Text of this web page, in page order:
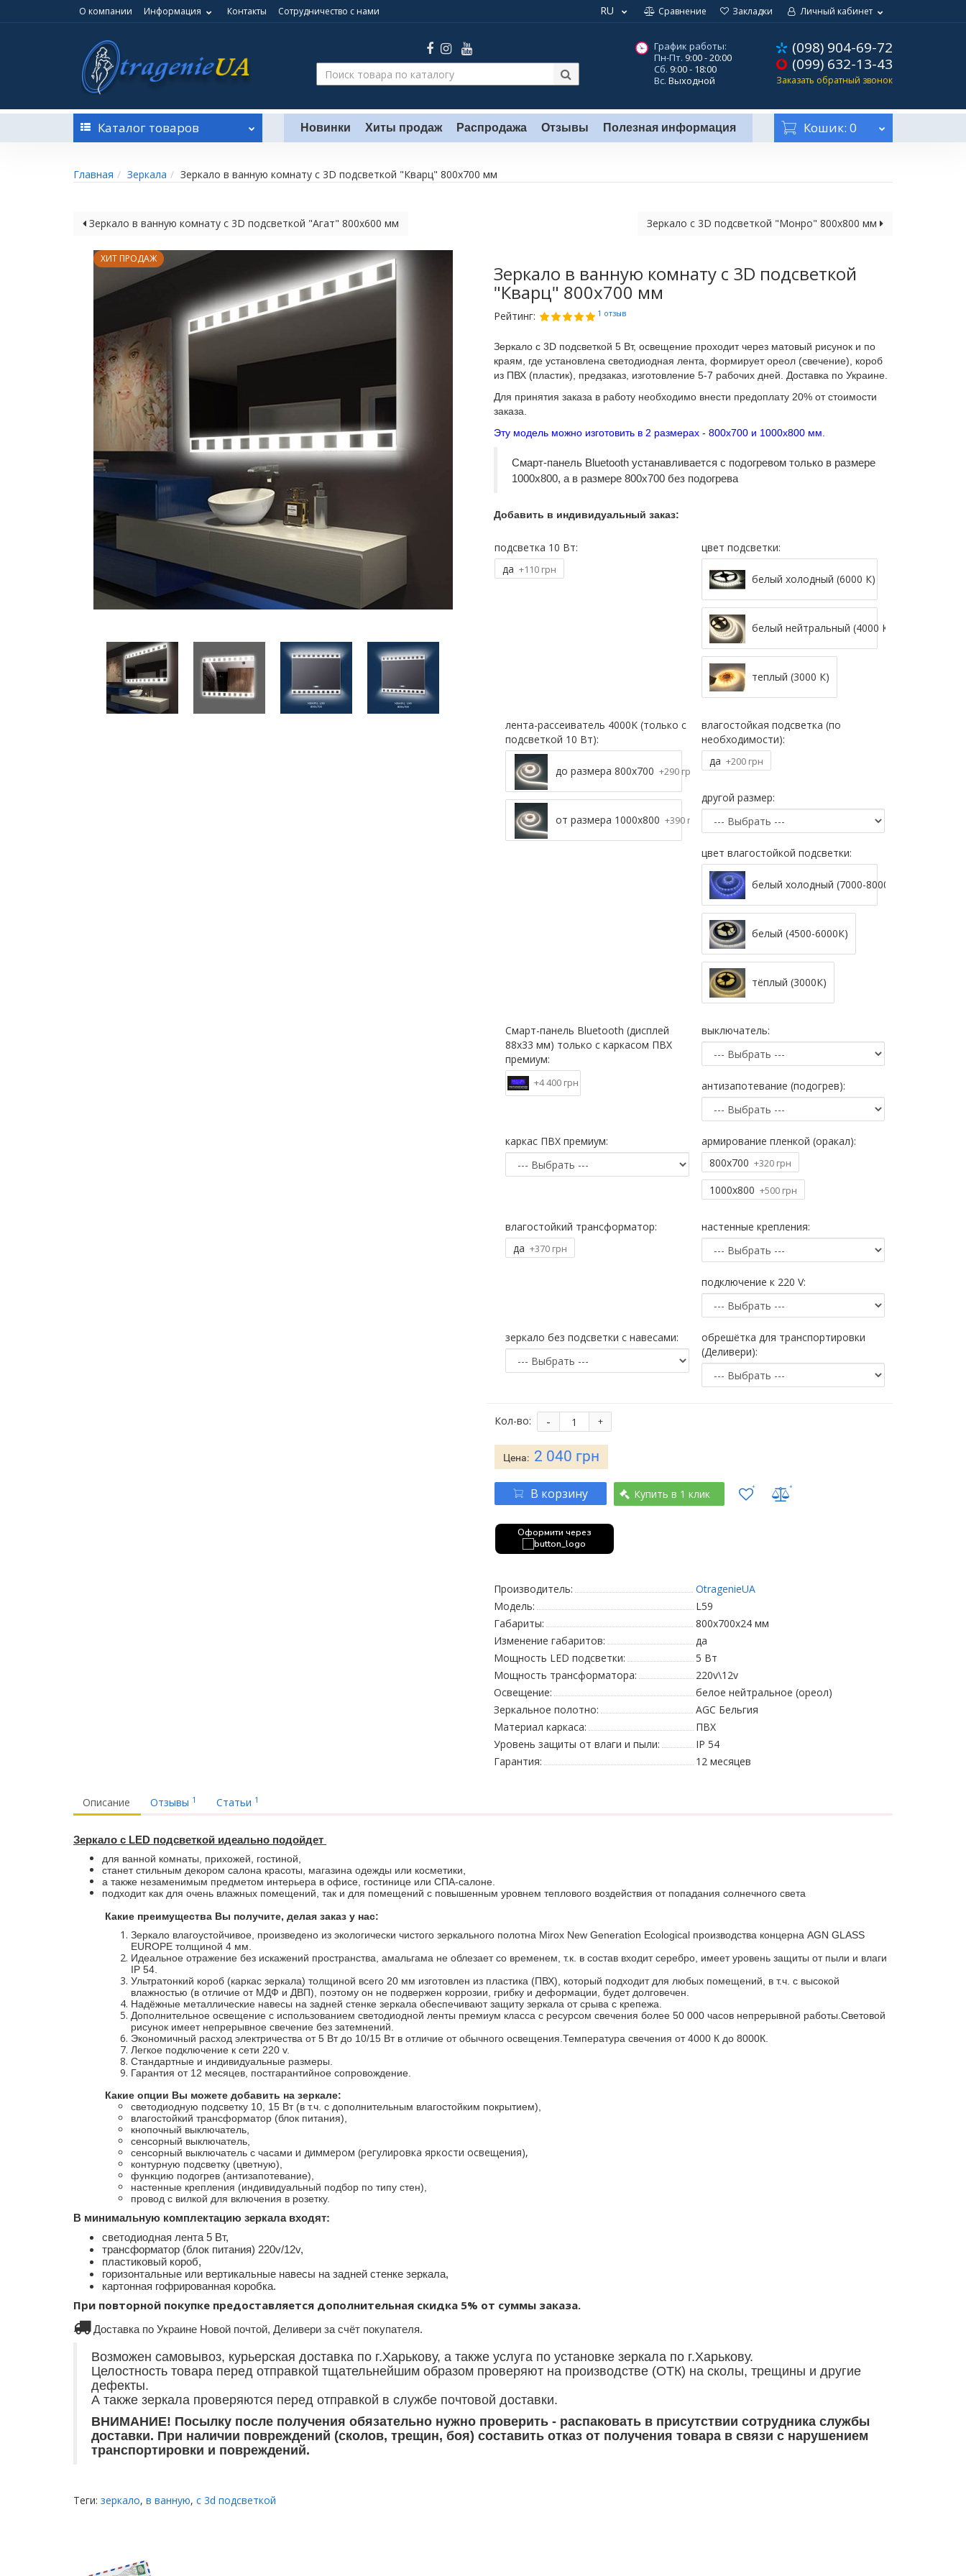
О компании Информация Контакты Сотрудничество с нами RU Сравнение Закладки Личный кабинет
График работы:
Пн-Пт. 9:00 - 20:00
Сб. 9:00 - 18:00
Вс. Выходной
(098) 904-69-72
(099) 632-13-43
Заказать обратный звонок
Каталог товаров Новинки Хиты продаж Распродажа Отзывы Полезная информация Кошик: 0
Главная Зеркала Зеркало в ванную комнату с 3D подсветкой "Кварц" 800х700 мм
Зеркало в ванную комнату с 3D подсветкой "Агат" 800х600 мм Зеркало с 3D подсветкой "Монро" 800х800 мм
ХИТ ПРОДАЖ
Зеркало в ванную комнату с 3D подсветкой
"Кварц" 800х700 мм
Рейтинг: 1 отзыв
Зеркало с 3D подсветкой 5 Вт, освещение проходит через матовый рисунок и по
краям, где установлена светодиодная лента, формирует ореол (свечение), короб
из ПВХ (пластик), предзаказ, изготовление 5-7 рабочих дней. Доставка по Украине.
Для принятия заказа в работу необходимо внести предоплату 20% от стоимости
заказа.
Эту модель можно изготовить в 2 размерах - 800х700 и 1000х800 мм.
Смарт-панель Bluetooth устанавливается с подогревом только в размере
1000х800, а в размере 800х700 без подогрева
Добавить в индивидуальный заказ:
подсветка 10 Вт:
да +110 грн
цвет подсветки:
белый холодный (6000 К)
белый нейтральный (4000 К)
теплый (3000 К)
лента-рассеиватель 4000K (только с
подсветкой 10 Вт):
до размера 800х700 +290 грн
от размера 1000х800 +390 грн
влагостойкая подсветка (по
необходимости):
да +200 грн
другой размер:
цвет влагостойкой подсветки:
белый холодный (7000-8000К)
белый (4500-6000К)
тёплый (3000К)
Смарт-панель Bluetooth (дисплей
88х33 мм) только с каркасом ПВХ
премиум:
+4 400 грн
выключатель:
антизапотевание (подогрев):
каркас ПВХ премиум:
армирование пленкой (оракал):
800х700 +320 грн
1000х800 +500 грн
влагостойкий трансформатор:
да +370 грн
настенные крепления:
подключение к 220 V:
зеркало без подсветки с навесами:
обрешётка для транспортировки
(Деливери):
Кол-во: +
-
Цена: 2 040 грн
В корзину
Оформити через
Купить в 1 клик
Производитель:
OtragenieUA
Модель:
L59
Габариты:
800х700х24 мм
Изменение габаритов:
да
Мощность LED подсветки:
5 Вт
Мощность трансформатора:
220v\12v
Освещение:
белое нейтральное (ореол)
Зеркальное полотно:
AGC Бельгия
Материал каркаса:
ПВХ
Уровень защиты от влаги и пыли:
IP 54
Гарантия:
12 месяцев
Описание Отзывы 1 Статьи 1
Зеркало с LED подсветкой идеально подойдет
для ванной комнаты, прихожей, гостиной,
станет стильным декором салона красоты, магазина одежды или косметики,
а также незаменимым предметом интерьера в офисе, гостинице или СПА-салоне.
подходит как для очень влажных помещений, так и для помещений с повышенным уровнем теплового воздействия от попадания солнечного света
Какие преимущества Вы получите, делая заказ у нас:
Зеркало влагоустойчивое, произведено из экологически чистого зеркального полотна Mirox New Generation Ecological производства концерна AGN GLASS
EUROPE толщиной 4 мм.
Идеальное отражение без искажений пространства, амальгама не облезает со временем, т.к. в состав входит серебро, имеет уровень защиты от пыли и влаги
IP 54.
Ультратонкий короб (каркас зеркала) толщиной всего 20 мм изготовлен из пластика (ПВХ), который подходит для любых помещений, в т.ч. с высокой
влажностью (в отличие от МДФ и ДВП), поэтому он не подвержен коррозии, грибку и деформации, будет долговечен.
Надёжные металлические навесы на задней стенке зеркала обеспечивают защиту зеркала от срыва с крепежа.
Дополнительное освещение с использованием светодиодной ленты премиум класса с ресурсом свечения более 50 000 часов непрерывной работы. Световой
рисунок имеет непрерывное свечение без затемнений.
Экономичный расход электричества от 5 Вт до 10/15 Вт в отличие от обычного освещения. Температура свечения от 4000 К до 8000К.
Легкое подключение к сети 220 v.
Стандартные и индивидуальные размеры.
Гарантия от 12 месяцев, постгарантийное сопровождение.
Какие опции Вы можете добавить на зеркале:
светодиодную подсветку 10, 15 Вт (в т.ч. с дополнительным влагостойким покрытием),
влагостойкий трансформатор (блок питания),
кнопочный выключатель,
сенсорный выключатель,
сенсорный выключатель с часами и диммером (регулировка яркости освещения),
контурную подсветку (цветную),
функцию подогрев (антизапотевание),
настенные крепления (индивидуальный подбор по типу стен),
провод с вилкой для включения в розетку.
В минимальную комплектацию зеркала входят:
светодиодная лента 5 Вт,
трансформатор (блок питания) 220v/12v,
пластиковый короб,
горизонтальные или вертикальные навесы на задней стенке зеркала,
картонная гофрированная коробка.
При повторной покупке предоставляется дополнительная скидка 5% от суммы заказа.
Доставка по Украине Новой почтой, Деливери за счёт покупателя.
Возможен самовывоз, курьерская доставка по г.Харькову, а также услуга по установке зеркала по г.Харькову.
Целостность товара перед отправкой тщательнейшим образом проверяют на производстве (ОТК) на сколы, трещины и другие
дефекты.
А также зеркала проверяются перед отправкой в службе почтовой доставки.
ВНИМАНИЕ! Посылку после получения обязательно нужно проверить - распаковать в присутствии сотрудника службы
доставки. При наличии повреждений (сколов, трещин, боя) составить отказ от получения товара в связи с нарушением
транспортировки и повреждений.
Теги: зеркало, в ванную, с 3d подсветкой